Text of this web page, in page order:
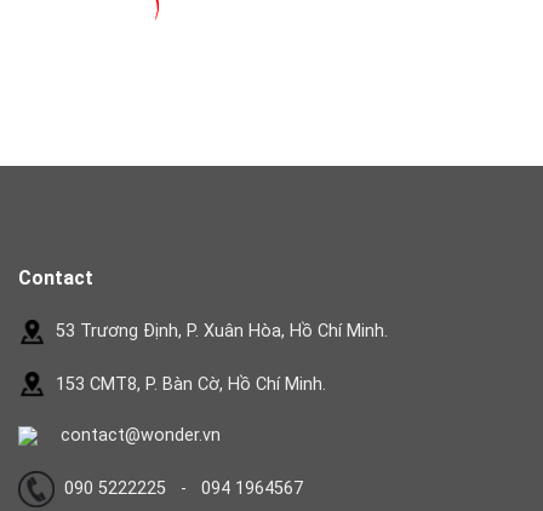
Contact
53 Trương Định, P. Xuân Hòa, Hồ Chí Minh.
153 CMT8, P. Bàn Cờ, Hồ Chí Minh.
contact@wonder.vn
090 5222225 - 094 1964567